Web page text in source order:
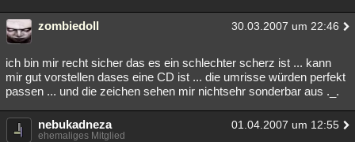
zombiedoll 30.03.2007 um 22:46
ich bin mir recht sicher das es ein schlechter scherz ist ... kann
mir gut vorstellen dases eine CD ist ... die umrisse würden perfekt
passen ... und die zeichen sehen mir nichtsehr sonderbar aus ._.
nebukadneza 01.04.2007 um 12:55
ehemaliges Mitglied